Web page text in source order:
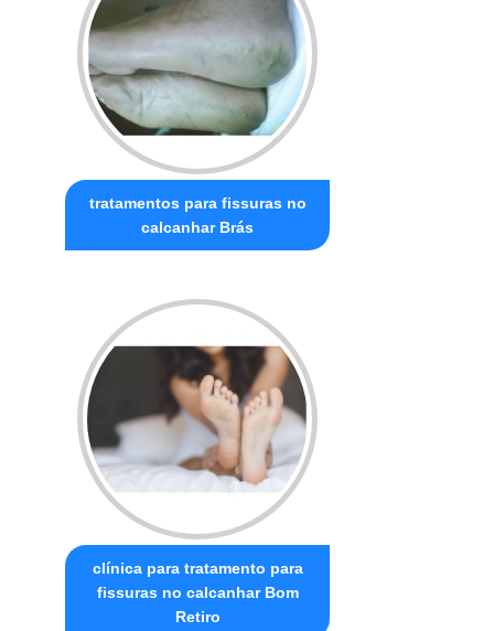
tratamentos para fissuras no
calcanhar Brás
clínica para tratamento para
fissuras no calcanhar Bom
Retiro